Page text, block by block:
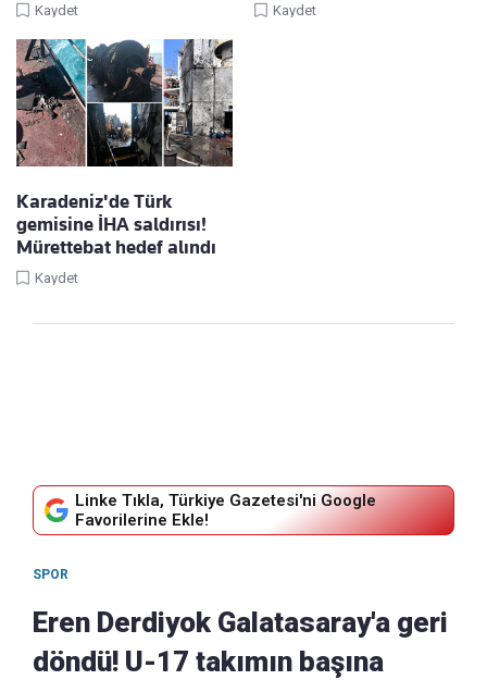
Kaydet Kaydet
Karadeniz'de Türk
gemisine İHA saldırısı!
Mürettebat hedef alındı
Kaydet
Linke Tıkla, Türkiye Gazetesi'ni Google
Favorilerine Ekle!
SPOR
Eren Derdiyok Galatasaray'a geri
döndü! U-17 takımın başına